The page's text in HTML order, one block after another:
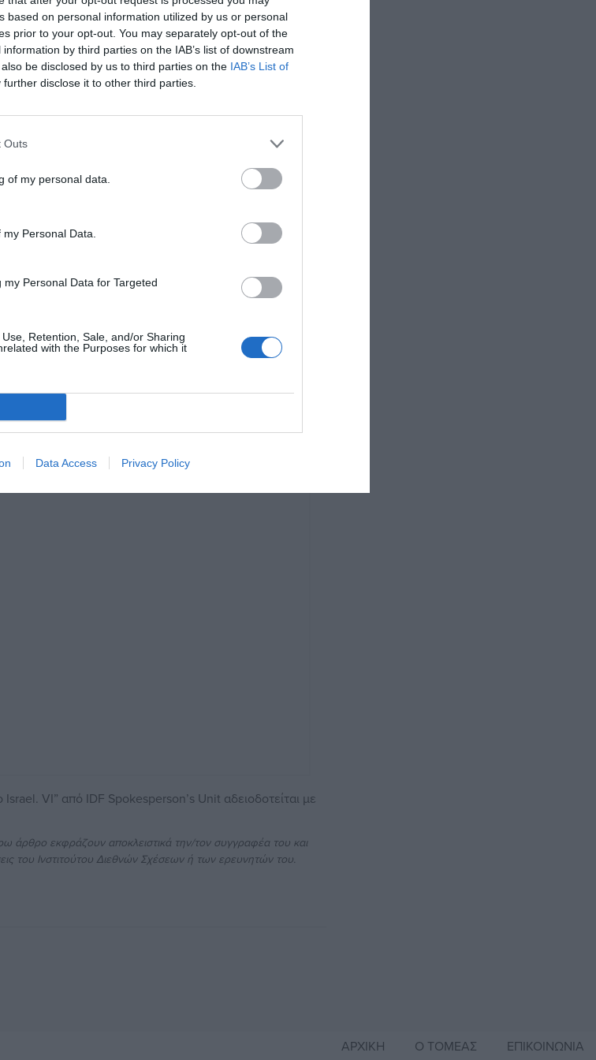
based on personal information utilized by us or personal
prior to your opt-out. You may separately opt-out of the
by third parties on the IAB’s list of downstream
be disclosed by us to third parties on the IAB’s List of
further disclose it to other third parties.
Outs
of my personal data.
Personal Data.
Personal Data for Targeted
Retention, Sale, and/or Sharing
with the Purposes for which it
Data Access Privacy Policy
Israel. VI” από IDF Spokesperson’s Unit αδειοδοτείται με
άρθρο εκφράζουν αποκλειστικά την/τον συγγραφέα του και
του Ινστιτούτου Διεθνών Σχέσεων ή των ερευνητών του.
ΑΡΧΙΚΗ Ο ΤΟΜΕΑΣ ΕΠΙΚΟΙΝΩΝΙΑ